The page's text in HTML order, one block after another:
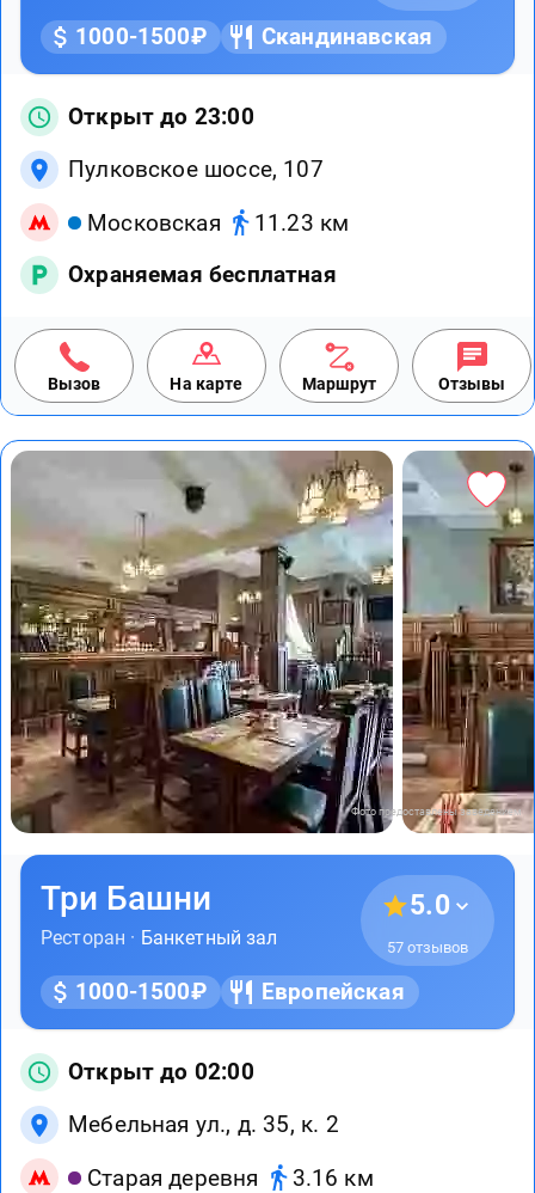
1000-1500₽ Скандинавская
Открыт до 23:00
Пулковское шоссе, 107
Московская
11.23 км
Охраняемая бесплатная
Вызов На карте Маршрут Отзывы
Фото предоставлены заведением
Три Башни
Ресторан · Банкетный зал
5.0
57 отзывов
1000-1500₽ Европейская
Открыт до 02:00
Мебельная ул., д. 35, к. 2
Старая деревня
3.16 км